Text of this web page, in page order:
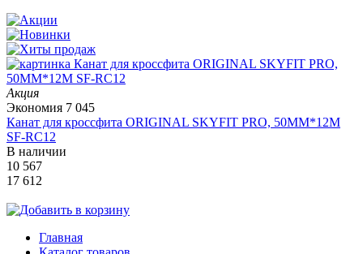
Акция
Экономия 7 045
Канат для кроссфита ORIGINAL SKYFIT PRO, 50MM*12M
SF-RС12
В наличии
10 567
17 612
Главная